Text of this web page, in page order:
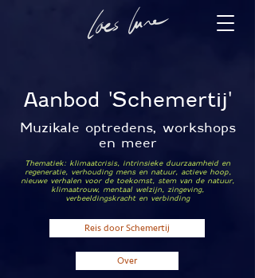
Aanbod 'Schemertij'
Muzikale optredens, workshops
en meer
Thematiek: klimaatcrisis, intrinsieke duurzaamheid en
regeneratie, verhouding mens en natuur, actieve hoop,
nieuwe verhalen voor de toekomst, stem van de natuur,
klimaatrouw, mentaal welzijn, zingeving,
verbeeldingskracht en verbinding
Reis door Schemertij
Over